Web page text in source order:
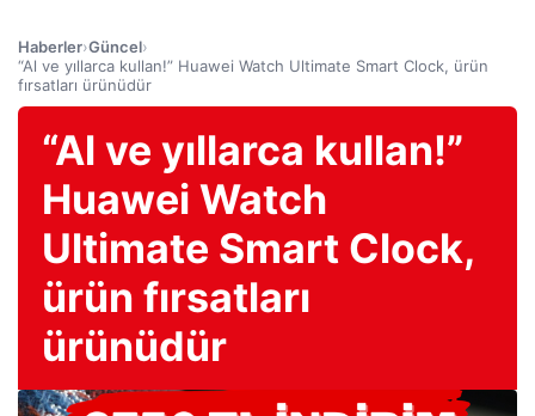
Haberler›Güncel›
“Al ve yıllarca kullan!” Huawei Watch Ultimate Smart Clock, ürün
fırsatları ürünüdür
“Al ve yıllarca kullan!”
Huawei Watch
Ultimate Smart Clock,
ürün fırsatları
ürünüdür